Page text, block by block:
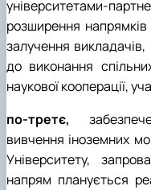
університетами-
розширення
залучення викладачів,
до виконання
наукової кооперації,
по-третє,
вивчення іноземних
Університету,
напрям планується